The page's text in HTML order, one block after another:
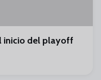
inicio del playoff